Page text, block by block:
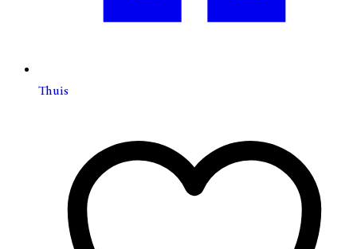
Thuis